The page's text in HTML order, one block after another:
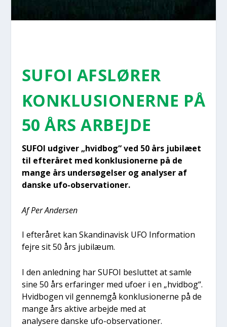
SUFOI AFSLØ­RER
KON­KLU­SIO­NER­NE PÅ
50 ÅRS ARBEJ­DE
SUFOI udgi­ver „hvid­bog“ ved 50 års jubilæ­et
til efter­å­ret med kon­klu­sio­ner­ne på de
man­ge års under­sø­gel­ser og ana­ly­ser af
dan­ske ufo-obser­va­tio­ner.
Af Per Ander­sen
I efter­å­ret kan Skan­di­na­visk UFO Infor­ma­tion
fejre sit 50 års jubilæum.
I den anled­ning har SUFOI beslut­tet at sam­le
sine 50 års erfa­rin­ger med ufo­er i en „hvid­bog“.
Hvid­bo­gen vil gen­nem­gå kon­klu­sio­ner­ne på de
man­ge års akti­ve arbej­de med at
ana­ly­se­re dan­ske ufo-obser­va­tio­ner.